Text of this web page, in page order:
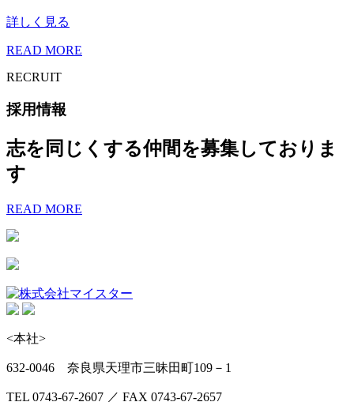
詳しく見る
READ MORE
RECRUIT
採用情報
志を同じくする仲間を募集しておりま
す
READ MORE
<本社>
632-0046 奈良県天理市三昧田町109－1
TEL 0743-67-2607 ／ FAX 0743-67-2657